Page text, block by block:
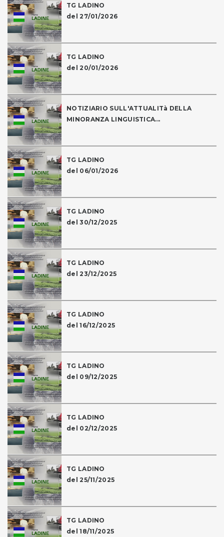
TG LADINO
del 27/01/2026
TG LADINO
del 20/01/2026
NOTIZIARIO SULL'ATTUALITà DELLA
MINORANZA LINGUISTICA...
TG LADINO
del 06/01/2026
TG LADINO
del 30/12/2025
TG LADINO
del 23/12/2025
TG LADINO
del 16/12/2025
TG LADINO
del 09/12/2025
TG LADINO
del 02/12/2025
TG LADINO
del 25/11/2025
TG LADINO
del 18/11/2025